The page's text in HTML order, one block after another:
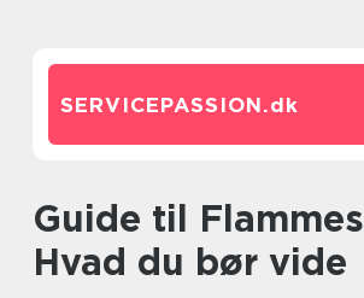
SERVICEPASSION.dk
Guide til Flammeskæring:
Hvad du bør vide